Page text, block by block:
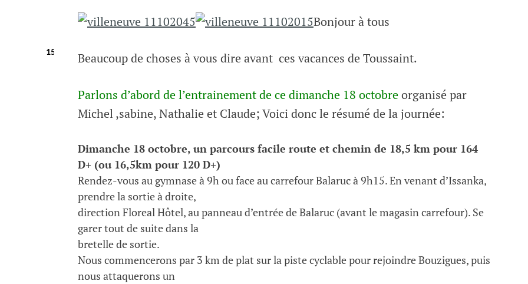
Rédigé par
robert heyer
15 octobre, 2015
Bonjour à tous
Beaucoup de choses à vous dire avant ces vacances de Toussaint.
Parlons d’abord de l’entrainement de ce dimanche 18 octobreorganisé par
Michel ,sabine, Nathalie et Claude; Voici donc le résumé de la journée:
Dimanche 18 octobre, un parcours facile route et chemin de 18,5 km pour 164
D+ (ou 16,5km pour 120 D+)
Rendez-vous au gymnase à 9h ou face au carrefour Balaruc à 9h15. En venant d’Issanka,
prendre la sortie à droite,
direction Floreal Hôtel, au panneau d’entrée de Balaruc (avant le magasin carrefour). Se
garer tout de suite dans la
bretelle de sortie.
Nous commencerons par 3 km de plat sur la piste cyclable pour rejoindre Bouzigues, puis
nous attaquerons un